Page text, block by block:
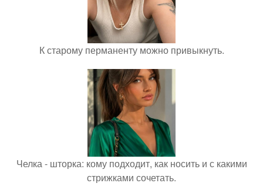
К старому перманенту можно привыкнуть.
Челка - шторка: кому подходит, как носить и с какими
стрижками сочетать.